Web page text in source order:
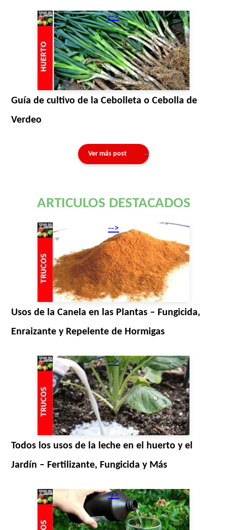
-->
Guía de cultivo de la Cebolleta o Cebolla de
Verdeo
Ver más post
ARTICULOS DESTACADOS
-->
Usos de la Canela en las Plantas – Fungicida,
Enraizante y Repelente de Hormigas
-->
Todos los usos de la leche en el huerto y el
Jardín – Fertilizante, Fungicida y Más
-->